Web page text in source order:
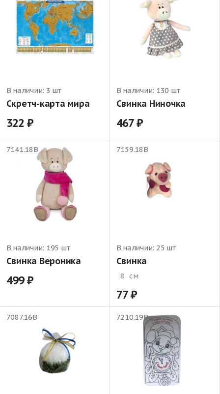
В наличии: 3 шт
Скретч-карта мира
322
В наличии: 130 шт
Свинка Ниночка
467
7141.18В
В наличии: 195 шт
Свинка Вероника
499
7159.18В
В наличии: 25 шт
Свинка
8 см
77
7087.16В 7210.19В